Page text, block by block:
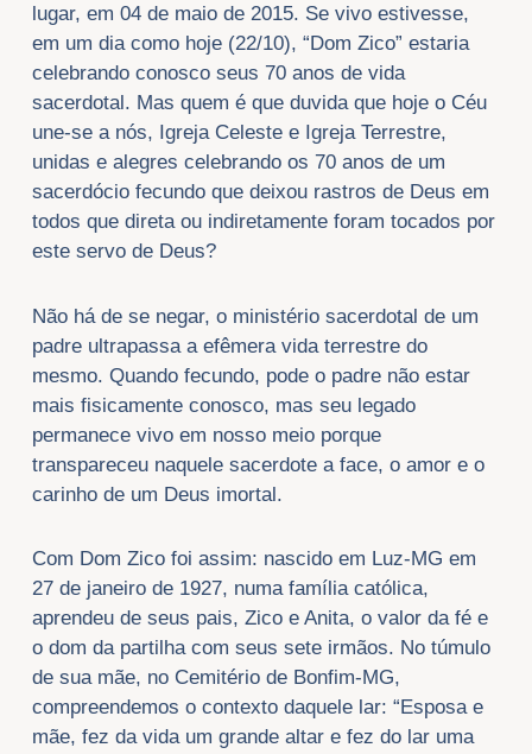
lugar, em 04 de maio de 2015. Se vivo estivesse,
em um dia como hoje (22/10), “Dom Zico” estaria
celebrando conosco seus 70 anos de vida
sacerdotal. Mas quem é que duvida que hoje o Céu
une-se a nós, Igreja Celeste e Igreja Terrestre,
unidas e alegres celebrando os 70 anos de um
sacerdócio fecundo que deixou rastros de Deus em
todos que direta ou indiretamente foram tocados por
este servo de Deus?
Não há de se negar, o ministério sacerdotal de um
padre ultrapassa a efêmera vida terrestre do
mesmo. Quando fecundo, pode o padre não estar
mais fisicamente conosco, mas seu legado
permanece vivo em nosso meio porque
transpareceu naquele sacerdote a face, o amor e o
carinho de um Deus imortal.
Com Dom Zico foi assim: nascido em Luz-MG em
27 de janeiro de 1927, numa família católica,
aprendeu de seus pais, Zico e Anita, o valor da fé e
o dom da partilha com seus sete irmãos. No túmulo
de sua mãe, no Cemitério de Bonfim-MG,
compreendemos o contexto daquele lar: “Esposa e
mãe, fez da vida um grande altar e fez do lar uma